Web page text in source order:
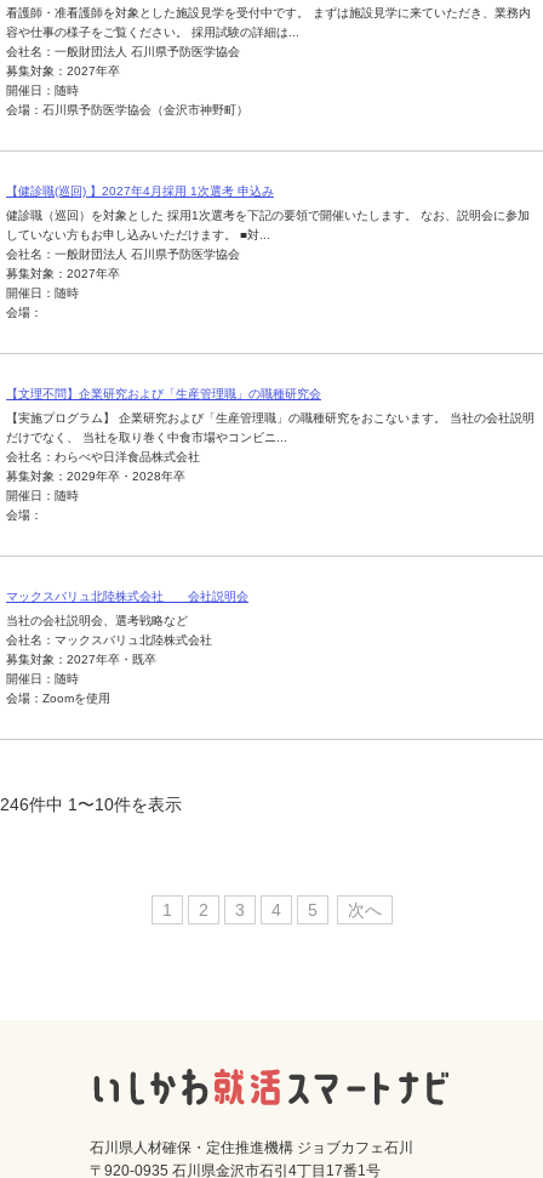
看護師・准看護師を対象とした施設見学を受付中です。 まずは施設見学に来ていただき、業務内
容や仕事の様子をご覧ください。 採用試験の詳細は...
会社名：一般財団法人 石川県予防医学協会
募集対象：2027年卒
開催日：随時
会場：石川県予防医学協会（金沢市神野町）
【健診職(巡回) 】2027年4月採用 1次選考 申込み
健診職（巡回）を対象とした 採用1次選考を下記の要領で開催いたします。 なお、説明会に参加
していない方もお申し込みいただけます。 ■対...
会社名：一般財団法人 石川県予防医学協会
募集対象：2027年卒
開催日：随時
会場：
【文理不問】企業研究および「生産管理職」の職種研究会
【実施プログラム】 企業研究および「生産管理職」の職種研究をおこないます。 当社の会社説明
だけでなく、 当社を取り巻く中食市場やコンビニ...
会社名：わらべや日洋食品株式会社
募集対象：2029年卒・2028年卒
開催日：随時
会場：
マックスバリュ北陸株式会社 会社説明会
当社の会社説明会、選考戦略など
会社名：マックスバリュ北陸株式会社
募集対象：2027年卒・既卒
開催日：随時
会場：Zoomを使用
246件中 1〜10件を表示
1 2 3 4 5 次へ
石川県人材確保・定住推進機構 ジョブカフェ石川
〒920-0935 石川県金沢市石引4丁目17番1号